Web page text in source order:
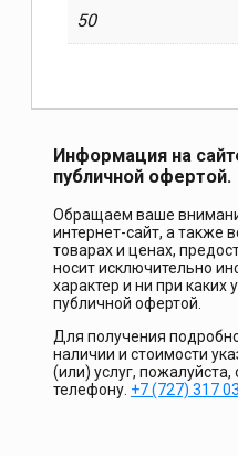
50
Информация на
публичной офертой.
Обращаем ваше
интернет-сайт, а также
товарах и ценах,
носит исключительно
характер и ни при каких
публичной офертой.
Для получения
наличии и стоимости
(или) услуг,
телефону. +7 (727) 317